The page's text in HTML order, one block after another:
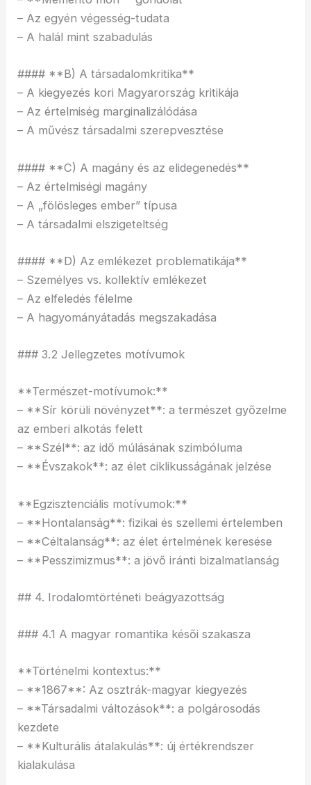
– Az egyén végesség-tudata
– A halál mint szabadulás
#### **B) A társadalomkritika**
– A kiegyezés kori Magyarország kritikája
– Az értelmiség marginalizálódása
– A művész társadalmi szerepvesztése
#### **C) A magány és az elidegenedés**
– Az értelmiségi magány
– A „fölösleges ember” típusa
– A társadalmi elszigeteltség
#### **D) Az emlékezet problematikája**
– Személyes vs. kollektív emlékezet
– Az elfeledés félelme
– A hagyományátadás megszakadása
### 3.2 Jellegzetes motívumok
**Természet-motívumok:**
– **Sír körüli növényzet**: a természet győzelme
az emberi alkotás felett
– **Szél**: az idő múlásának szimbóluma
– **Évszakok**: az élet ciklikusságának jelzése
**Egzisztenciális motívumok:**
– **Hontalanság**: fizikai és szellemi értelemben
– **Céltalanság**: az élet értelmének keresése
– **Pesszimizmus**: a jövő iránti bizalmatlanság
## 4. Irodalomtörténeti beágyazottság
### 4.1 A magyar romantika késői szakasza
**Történelmi kontextus:**
– **1867**: Az osztrák-magyar kiegyezés
– **Társadalmi változások**: a polgárosodás
kezdete
– **Kulturális átalakulás**: új értékrendszer
kialakulása